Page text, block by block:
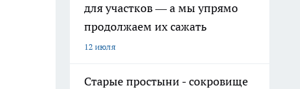
для участков — а мы упрямо
продолжаем их сажать
12 июля
Старые простыни - сокровище